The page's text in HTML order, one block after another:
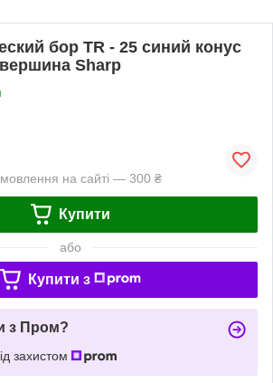
бор TR - 25 синий конус
Sharp
на сайті — 300 ₴
Купити
або
Купити з
з Пром?
захистом